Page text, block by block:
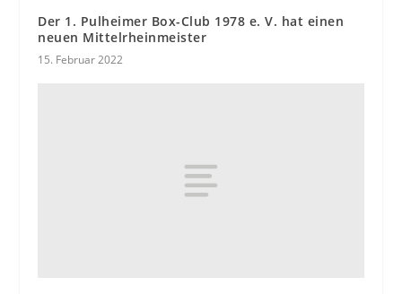
Der 1. Pulheimer Box-Club 1978 e. V. hat einen
neuen Mittelrheinmeister
15. Februar 2022